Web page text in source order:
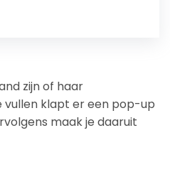
zijn of haar
vullen klapt er een pop-up
maak je daaruit